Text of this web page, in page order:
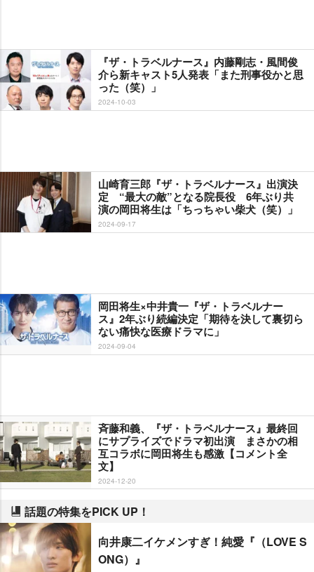
『ザ・トラベルナース』内藤剛志・風間俊
介ら新キャスト5人発表「また刑事役かと思
った（笑）」
2024-10-03
山崎育三郎『ザ・トラベルナース』出演決
定 “最大の敵”となる院長役 6年ぶり共
演の岡田将生は「ちっちゃい柴犬（笑）」
2024-09-17
岡田将生×中井貴一『ザ・トラベルナー
ス』2年ぶり続編決定「期待を決して裏切ら
ない痛快な医療ドラマに」
2024-09-04
斉藤和義、『ザ・トラベルナース』最終回
にサプライズでドラマ初出演 まさかの相
互コラボに岡田将生も感激【コメント全
文】
2024-12-20
話題の特集をPICK UP！
向井康二イケメンすぎ！純愛『（LOVE S
ONG）』